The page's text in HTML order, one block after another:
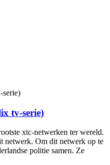
tv-serie)
xtc-netwerken ter wereld.
netwerk. Om dit netwerk op te
politie samen. Ze